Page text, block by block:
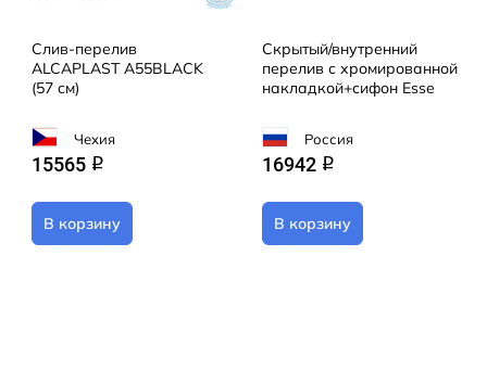
Слив-перелив
ALCAPLAST A55BLACK
(57 см)
Чехия
15565 q
В корзину
Скрытый/внутренний
перелив с хромированной
накладкой+сифон Esse
Россия
16942 q
В корзину